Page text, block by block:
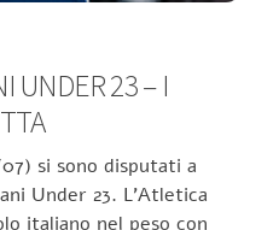
UNDER 23 – I
si sono disputati a
Under 23. L’Atletica
italiano nel peso con